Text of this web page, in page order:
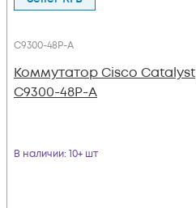
C9300-48P-A
Коммутатор Cisco Catalyst
C9300-48P-A
В наличии: 10+ шт